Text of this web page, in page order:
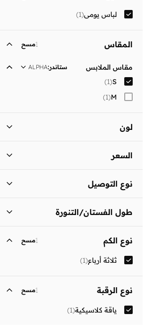
لباس يومي(
1
)
المقاس 1مسح
مقاس الملابس ستاندر:
ALPHA
S
(
1
)
M
(
1
)
لون
السعر
ر.ع
انطلق
نوع التوصيل
طول الفستان/التنورة
نوع الكم 1مسح
ثلاثة أرباع(
1
)
نوع الرقبة 1مسح
ياقة كلاسيكية(
1
)